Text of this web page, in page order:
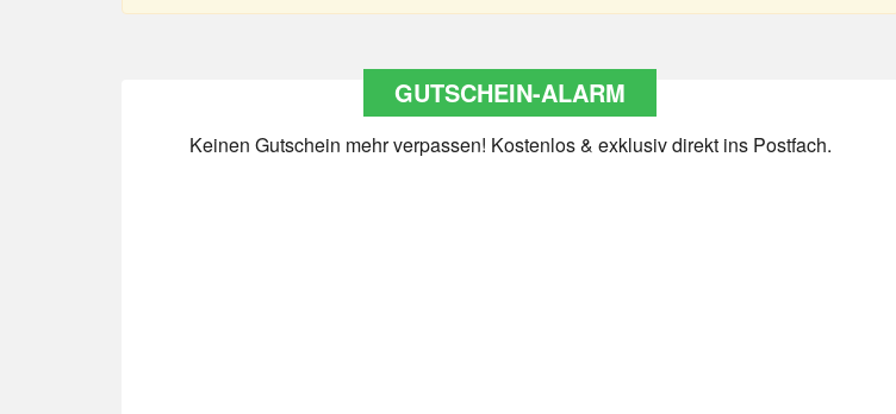
GUTSCHEIN-ALARM
Keinen Gutschein mehr verpassen! Kostenlos & exklusiv direkt ins Postfach.